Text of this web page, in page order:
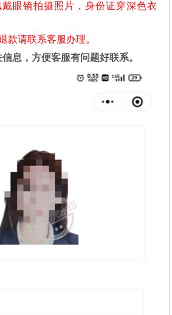
戴眼镜拍摄照片，身份证穿深色衣
款请联系客服办理。
息，方便客服有问题好联系。